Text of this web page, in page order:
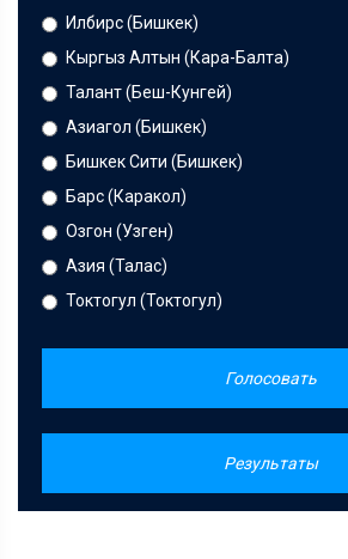
Илбирс (Бишкек)
Кыргыз Алтын (Кара-Балта)
Талант (Беш-Кунгей)
Азиагол (Бишкек)
Бишкек Сити (Бишкек)
Барс (Каракол)
Озгон (Узген)
Азия (Талас)
Токтогул (Токтогул)
Голосовать
Результаты